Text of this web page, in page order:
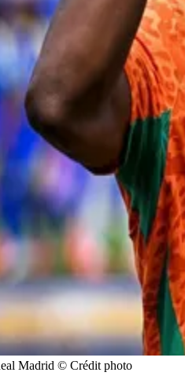
Madrid © Crédit photo